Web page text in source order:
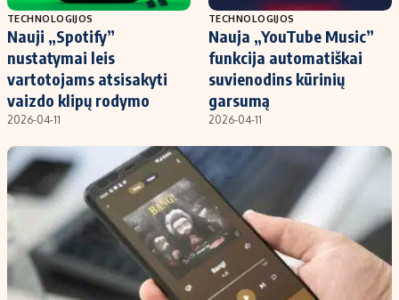
Redakcija
Apie mus
Redakcijos politika
Privatumo politika
Turinio žymėjimo taisyklės
Kontaktai
Regionų naujienos
Indėlių palūkanos
TECHNOLOGIJOS
Nauji „Spotify”
nustatymai leis
vartotojams atsisakyti
vaizdo klipų rodymo
2026-04-11
TECHNOLOGIJOS
Nauja „YouTube Music”
funkcija automatiškai
suvienodins kūrinių
garsumą
2026-04-11